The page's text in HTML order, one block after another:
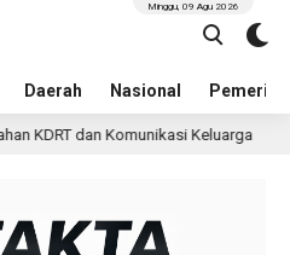
Daerah Nasional
Minggu, 09 Agu 2026
1 hari lalu KKN Undip